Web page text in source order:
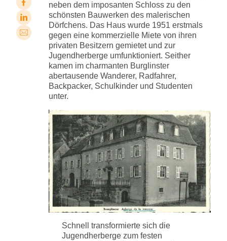
neben dem imposanten Schloss zu den
schönsten Bauwerken des malerischen
Dörfchens. Das Haus wurde 1951 erstmals
gegen eine kommerzielle Miete von ihren
privaten Besitzern gemietet und zur
Jugendherberge umfunktioniert. Seither
kamen im charmanten Burglinster
abertausende Wanderer, Radfahrer,
Backpacker, Schulkinder und Studenten
unter.
Schnell transformierte sich die
Jugendherberge zum festen